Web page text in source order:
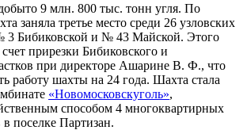
9 млн. 800 тыс. тонн угля. По
заняла третье место среди 26 узловских
3 Бибиковской и № 43 Майской. Этого
счет прирезки Бибиковского и
при директоре Ашарине В. Ф., что
работу шахты на 24 года. Шахта стала
«Новомосковскуголь»,
способом 4 многоквартирных
поселке Партизан.